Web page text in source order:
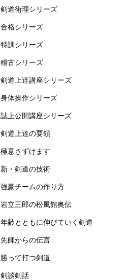
剣道術理シリーズ
合格シリーズ
特訓シリーズ
稽古シリーズ
剣道上達講座シリーズ
身体操作シリーズ
誌上公開講座シリーズ
剣道上達の要領
極意さずけます
新・剣道の技術
強豪チームの作り方
岩立三郎の松風館奥伝
年齢とともに伸びていく剣道
先師からの伝言
勝って打つ剣道
剣談剣話